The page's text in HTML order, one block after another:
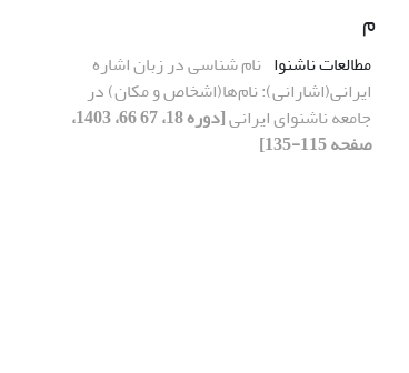
م
مطالعات ناشنوا نام ­شناسی در زبان اشاره
ایرانی(اشارانی): نام‌ها(اشخاص و مکان) در
جامعه ناشنوای ایرانی
[دوره 18، 67 66، 1403،
صفحه 115-135]